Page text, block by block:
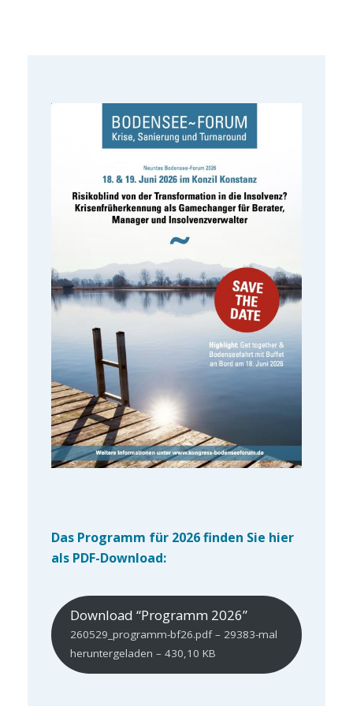
Das Programm für 2026 finden Sie hier
als PDF-Download:
Download “Programm 2026”
260529_programm-bf26.pdf – 29383-mal
heruntergeladen – 430,10 KB